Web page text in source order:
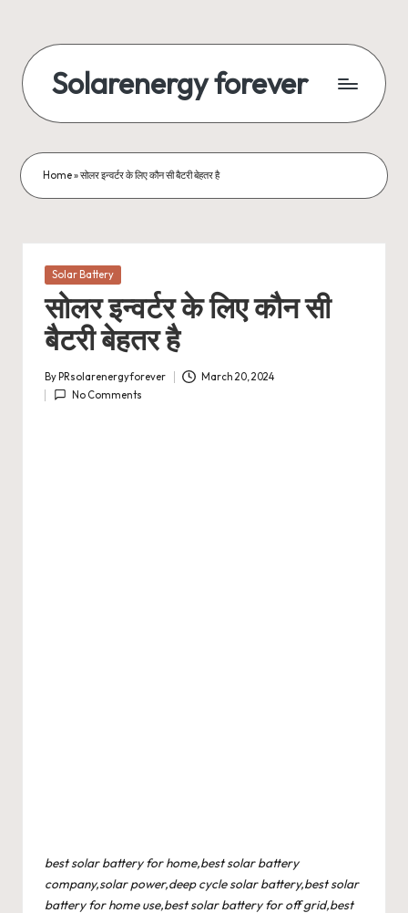
content
Solarenergy forever
बिजली
Home»सोलर इन्वर्टर के लिए कौन सी बैटरी बेहतर है
Posted
Solar Battery
सोलर इन्वर्टर के लिए कौन सी
बैटरी बेहतर है
Posted
by
By PRsolarenergyforever
March 20, 2024
No Comments
best solar battery for home,best solar battery
company,solar power,deep cycle solar battery,best solar
battery for home use,best solar battery for off grid,best